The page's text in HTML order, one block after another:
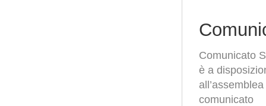
Comunicato
è a
comunicato